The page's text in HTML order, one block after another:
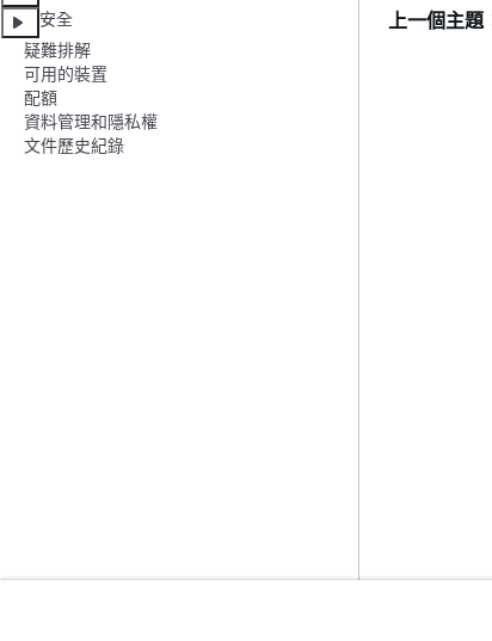
安全
疑難排解
可用的裝置
配額
資料管理和隱私權
文件歷史紀錄
上一個主題